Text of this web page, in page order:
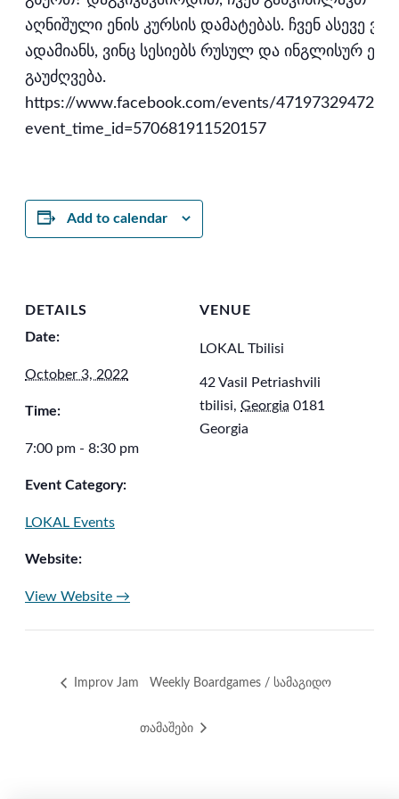
აღნიშული ენის კურსის დამატებას. ჩვენ ასევე
ადამიანს, ვინც სესიებს რუსულ და ინგლისურ
გაუძღვება.
https://www.facebook.com/events/
event_time_id=570681911520157
Add to calendar
DETAILS
Date:
October 3, 2022
Time:
7:00 pm - 8:30 pm
Event Category:
LOKAL Events
Website:
View Website →
VENUE
LOKAL Tbilisi
42 Vasil Petriashvili
tbilisi, Georgia 0181
Georgia
Improv Jam Weekly Boardgames / სამაგიდო
თამაშები